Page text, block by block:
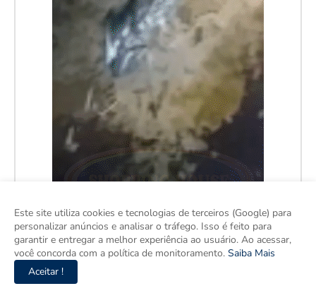
Este site utiliza cookies e tecnologias de terceiros (Google) para
personalizar anúncios e analisar o tráfego. Isso é feito para
garantir e entregar a melhor experiência ao usuário. Ao acessar,
você concorda com a política de monitoramento. Saiba Mais
Aceitar !